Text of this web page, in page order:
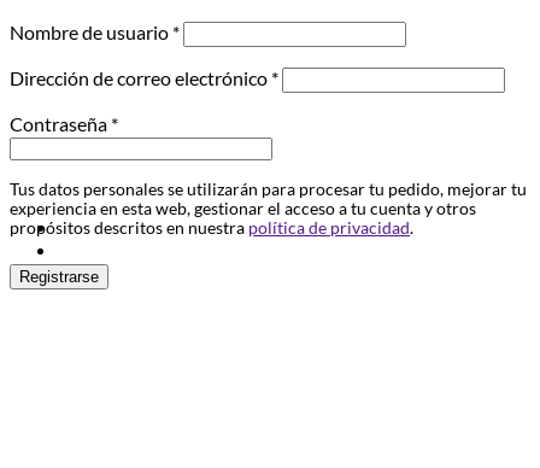
Nombre de usuario *Obligatorio
Dirección de correo electrónico *Obligatorio
Contraseña *Obligatorio
Tus datos personales se utilizarán para procesar tu pedido, mejorar tu
experiencia en esta web, gestionar el acceso a tu cuenta y otros
propósitos descritos en nuestra política de privacidad.
Registrarse